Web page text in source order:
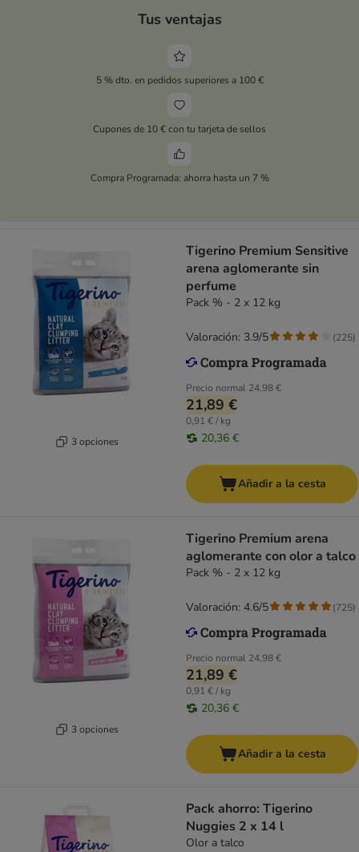
Tus ventajas
5 % dto. en pedidos superiores a 100 €
Cupones de 10 € con tu tarjeta de sellos
Compra Programada: ahorra hasta un 7 %
3 opciones
Tigerino Premium Sensitive
arena aglomerante sin
perfume
Pack % - 2 x 12 kg
Precio normal 24,98 €
21,89 €
0,91 € / kg
20,36 €
Valoración: 3.9/5 (225)
Añadir a la cesta
3 opciones
Tigerino Premium arena
aglomerante con olor a talco
Pack % - 2 x 12 kg
Precio normal 24,98 €
21,89 €
0,91 € / kg
20,36 €
Valoración: 4.6/5 (725)
Añadir a la cesta
Pack ahorro: Tigerino
Nuggies 2 x 14 l
Olor a talco